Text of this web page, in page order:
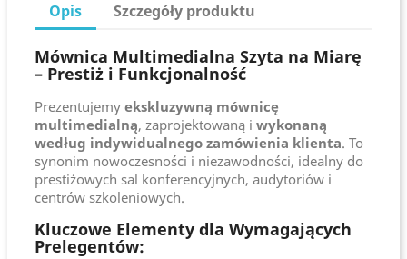
Opis Szczegóły produktu
Mównica Multimedialna Szyta na Miarę
– Prestiż i Funkcjonalność
Prezentujemy ekskluzywną mównicę
multimedialną, zaprojektowaną i wykonaną
według indywidualnego zamówienia klienta. To
synonim nowoczesności i niezawodności, idealny do
prestiżowych sal konferencyjnych, audytoriów i
centrów szkoleniowych.
Kluczowe Elementy dla Wymagających
Prelegentów: